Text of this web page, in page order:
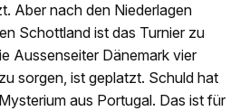
Aber nach den Niederlagen
Schottland ist das Turnier zu
Aussenseiter Dänemark vier
sorgen, ist geplatzt. Schuld hat
aus Portugal. Das ist für